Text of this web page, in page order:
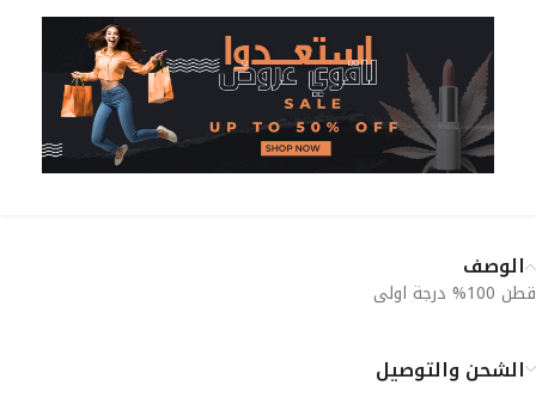
الوصف
قطن 100% درجة اولى
الشحن والتوصيل